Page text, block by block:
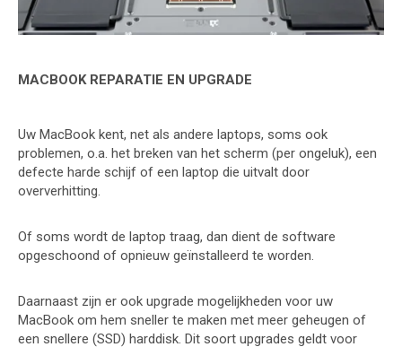
MACBOOK REPARATIE EN UPGRADE
Uw MacBook kent, net als andere laptops, soms ook
problemen, o.a. het breken van het scherm (per ongeluk), een
defecte harde schijf of een laptop die uitvalt door
oververhitting.
Of soms wordt de laptop traag, dan dient de software
opgeschoond of opnieuw geïnstalleerd te worden.
Daarnaast zijn er ook upgrade mogelijkheden voor uw
MacBook om hem sneller te maken met meer geheugen of
een snellere (SSD) harddisk. Dit soort upgrades geldt voor